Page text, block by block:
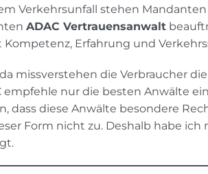
Verkehrsunfall stehen
ADAC Vertrauensanwalt
Kompetenz, Erfahrung und
missverstehen die Verbraucher
empfehle nur die besten Anwälte
dass diese Anwälte besondere
Form nicht zu. Deshalb habe